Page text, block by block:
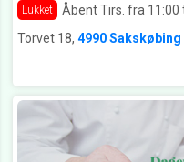
Lukket Åbent Tirs. fra 11:00
Torvet 18, 4990 Sakskøbing